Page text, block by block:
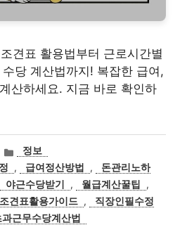
견표 활용법부터 근로시간별
당 계산법까지! 복잡한 급여,
산하세요. 지금 바로 확인하
카
고
리
정보
, 급여정산방법 ,
돈관리노하
야근수당받기 , 월급계산꿀팁
,
견표활용가이드 ,
직장인필수정
과근무수당계산법